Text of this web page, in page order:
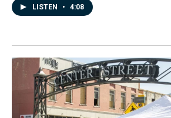
LISTEN • 4:08